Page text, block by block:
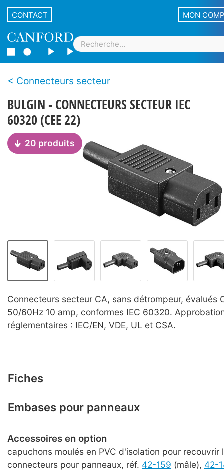
CONTACT MON
Connecteurs secteur
BULGIN - CONNECTEURS SECTEUR IEC
60320 (CEE 22)
20 produits
Connecteurs secteur CA, sans détrompeur, évalués
50/60Hz 10 amp, conformes IEC 60320.
réglementaires : IEC/EN, VDE, UL et CSA.
Fiches
Embases pour panneaux
Accessoires en option
capuchons moulés en PVC d'isolation pour recouvrir
connecteurs pour panneaux, réf. 42-159 (mâle), 42-